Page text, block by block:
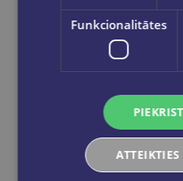
Funkcionalitātes